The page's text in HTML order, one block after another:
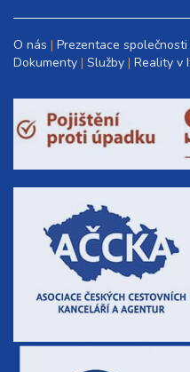
O nás Prezentace
Dokumenty Služby Reality v